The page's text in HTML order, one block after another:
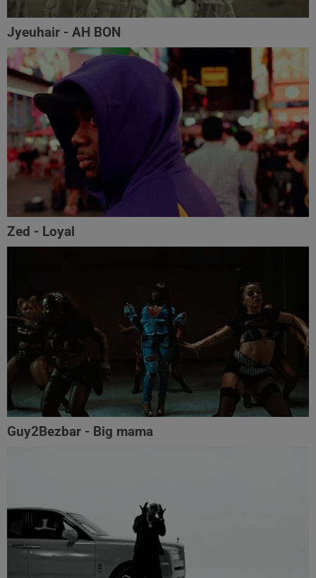
Jyeuhair - AH BON
Zed - Loyal
Guy2Bezbar - Big mama